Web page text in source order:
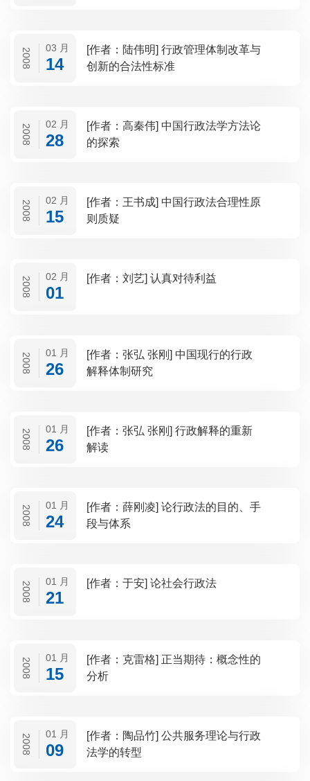
2008 03 月
14
[作者：陆伟明] 行政管理体制改革与
创新的合法性标准
2008 02 月
28
[作者：高秦伟] 中国行政法学方法论
的探索
2008 02 月
15
[作者：王书成] 中国行政法合理性原
则质疑
2008 02 月
01
[作者：刘艺] 认真对待利益
2008 01 月
26
[作者：张弘 张刚] 中国现行的行政
解释体制研究
2008 01 月
26
[作者：张弘 张刚] 行政解释的重新
解读
2008 01 月
24
[作者：薛刚凌] 论行政法的目的、手
段与体系
2008 01 月
21
[作者：于安] 论社会行政法
2008 01 月
15
[作者：克雷格] 正当期待：概念性的
分析
2008 01 月
09
[作者：陶品竹] 公共服务理论与行政
法学的转型